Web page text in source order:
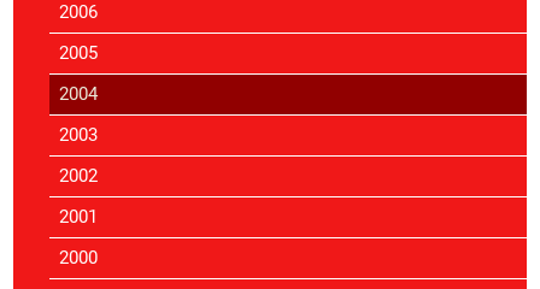
2006
2005
2004
2003
2002
2001
2000